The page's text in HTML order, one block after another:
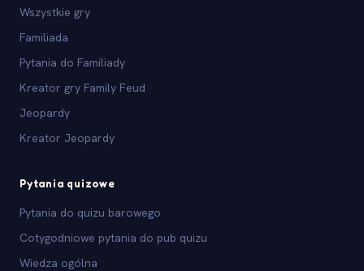
Wszystkie gry
Familiada
Pytania do Familiady
Kreator gry Family Feud
Jeopardy
Kreator Jeopardy
Pytania quizowe
Pytania do quizu barowego
Cotygodniowe pytania do pub quizu
Wiedza ogólna